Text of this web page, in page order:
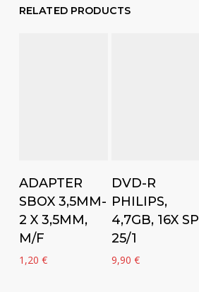
RELATED PRODUCTS
Add to cart
ADAPTER
SBOX 3,5MM-
2 X 3,5MM,
M/F
1,20 €
Add to cart
DVD-R
PHILIPS,
4,7GB, 16X SP
25/1
9,90€